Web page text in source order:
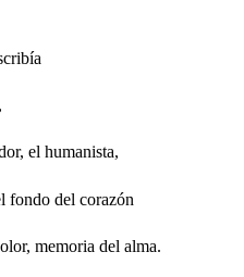
el humanista,
fondo del corazón
memoria del alma.